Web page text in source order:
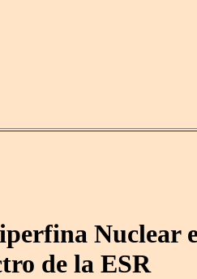
Nuclear
de la ESR